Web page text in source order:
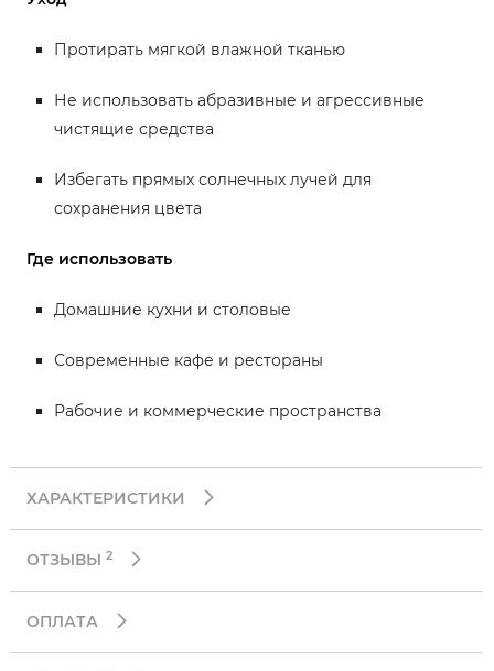
Протирать мягкой влажной тканью
Не использовать абразивные и агрессивные
чистящие средства
Избегать прямых солнечных лучей для
сохранения цвета
Где использовать
Домашние кухни и столовые
Современные кафе и рестораны
Рабочие и коммерческие пространства
ХАРАКТЕРИСТИКИ
ОТЗЫВЫ 2
ОПЛАТА